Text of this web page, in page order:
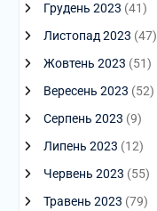
Грудень 2023 (41)
Листопад 2023 (47)
Жовтень 2023 (51)
Вересень 2023 (52)
Серпень 2023 (9)
Липень 2023 (12)
Червень 2023 (55)
Травень 2023 (79)